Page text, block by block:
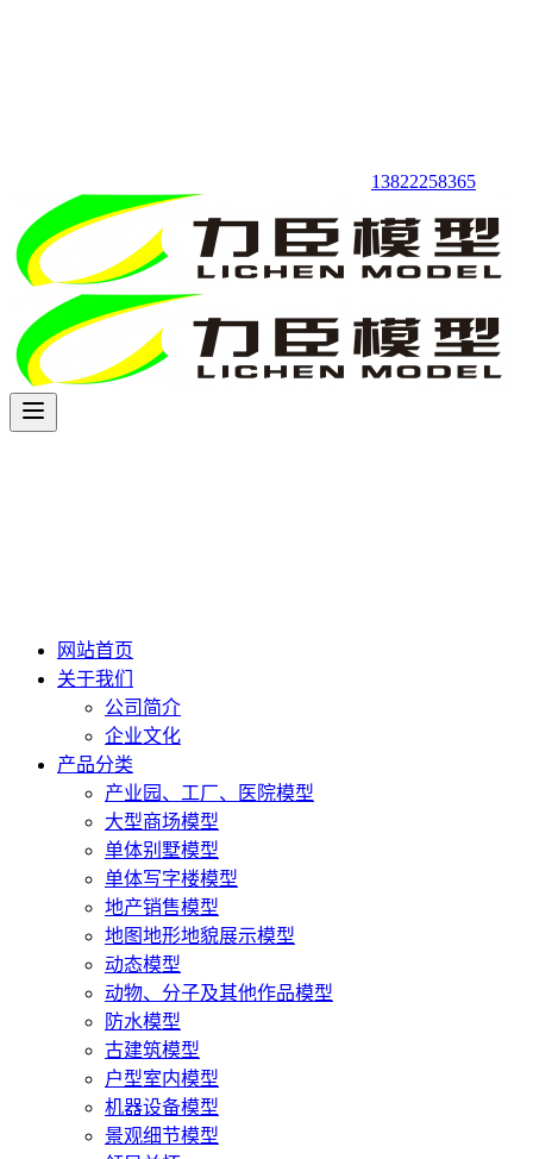
13822258365
网站首页
关于我们
公司简介
企业文化
产品分类
产业园、工厂、医院模型
大型商场模型
单体别墅模型
单体写字楼模型
地产销售模型
地图地形地貌展示模型
动态模型
动物、分子及其他作品模型
防水模型
古建筑模型
户型室内模型
机器设备模型
景观细节模型